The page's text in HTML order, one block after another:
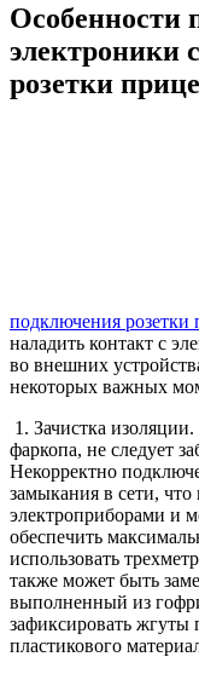
Особенности
электроники
розетки
подключения розетки
наладить контакт с
во внешних
некоторых важных
1. Зачистка
фаркопа, не следует
Некорректно
замыкания в сети, что
электроприборами и
обеспечить
использовать
также может быть
выполненный из
зафиксировать жгуты
пластикового